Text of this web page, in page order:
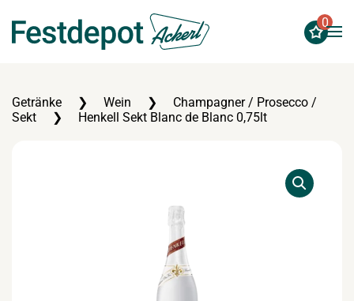
Zum Hauptinhalt springen
0
Getränke Wein
Champagner / Prosecco /
Sekt
Henkell Sekt Blanc de Blanc 0,75lt